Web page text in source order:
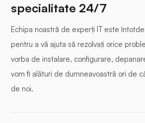
Fotoprismă
specialitate 24/7
Echipa noastră de experți IT este
pentru a vă ajuta să rezolvați orice
vorba de instalare, configurare,
vom fi alături de dumneavoastră ori de
de noi.